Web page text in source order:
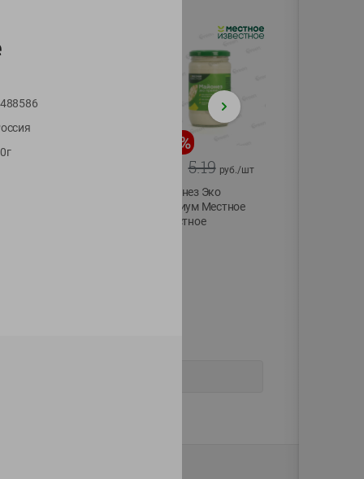
%
5.19 руб./шт
Майонез Эко
премиум Местное
известное